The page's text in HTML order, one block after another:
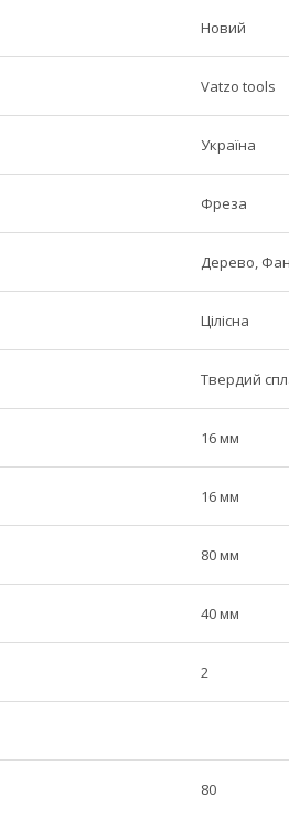
Новий
Vatzo tools
Україна
Фреза
Дерево,
Цілісна
Твердий
16 мм
16 мм
80 мм
40 мм
2
80